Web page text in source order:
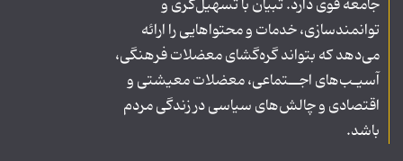
جامعه قوی دارد. تبیان با تسهیل‌گری و
توانمندسازی، خدمات و محتواهایی را ارائه
می‌دهد که بتواند گره‌گشای معضلات فرهنگی،
آسیـب‌های اجــتماعی، معضلات معیشتی و
اقتصادی و چالش‌های سیاسی در زندگی مردم
باشد.